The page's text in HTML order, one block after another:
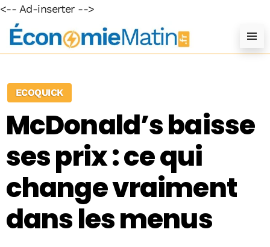
<-- Ad-inserter -->
ECOQUICK
McDonald’s baisse
ses prix : ce qui
change vraiment
dans les menus